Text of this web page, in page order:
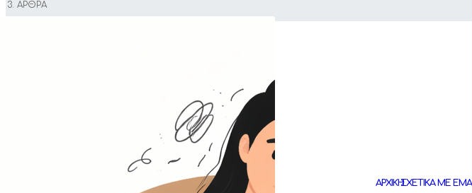
ΑΡΧΙΚΗΣΧΕΤΙΚΑ ΜΕ
ΑΡΘΡΑ